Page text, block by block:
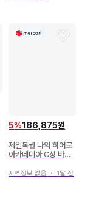
5%186,875원
제일복권 나의 히어로
아카데미아 C상 바쿠
상 전종
지역정보 없음 ・ 1달 전